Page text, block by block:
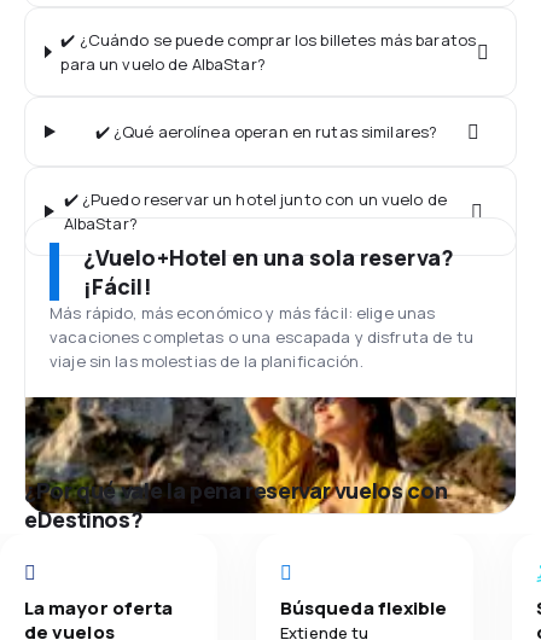
✔️ ¿Cuándo se puede comprar los billetes más baratos
para un vuelo de AlbaStar?
✔️ ¿Qué aerolínea operan en rutas similares?
✔️ ¿Puedo reservar un hotel junto con un vuelo de
AlbaStar?
¿Vuelo+Hotel en una sola reserva?
¡Fácil!
Más rápido, más económico y más fácil: elige unas
vacaciones completas o una escapada y disfruta de tu
viaje sin las molestias de la planificación.
¿Por qué vale la pena reservar vuelos con
eDestinos?
La mayor oferta
de vuelos
Búsqueda flexible
Extiende tu